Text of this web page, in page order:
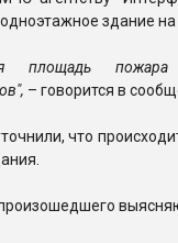
здание на
площадь
– говорится в
что